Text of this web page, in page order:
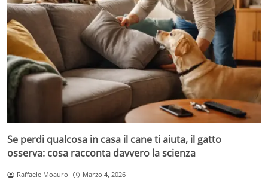
Se perdi qualcosa in casa il cane ti aiuta, il gatto
osserva: cosa racconta davvero la scienza
Raffaele Moauro Marzo 4, 2026